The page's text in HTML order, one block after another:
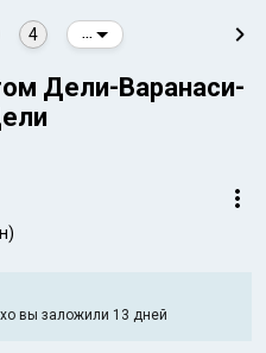
4
Дели-Варанаси-
вы заложили 13 дней